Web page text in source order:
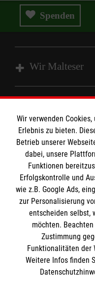
Spenden
Wir Malteser
Spenden und
Angebote und
Unsere Kurse
Mitarbeiten
Wir Malteser
Informationen
Kontakt
Pressestelle
Impressum
Malteser online
Malteserorden
Malteser Jugend
Malteser
Sharepoint
Spendenkonto
Empfänger:
Wir verwenden
Erlebnis zu bieten.
Betrieb unserer
dabei, unsere
Funktionen
Erfolgskontrolle und
wie z.B. Google Ads,
zur Personalisierung
entscheiden selbst,
möchten.
Zustimmung
Funktionalitäten der
Weitere Infos finden